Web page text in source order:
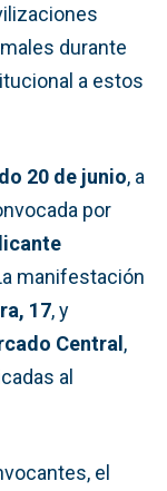
durante
a estos
20 de junio, a
por
manifestación
17, y
Central,
al
el